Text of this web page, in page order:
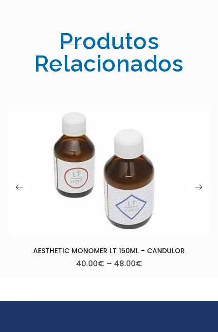
Produtos
Relacionados
– CANDULOR